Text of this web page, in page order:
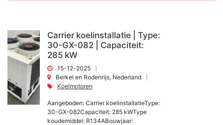
Carrier koelinstallatie | Type:
30-GX-082 | Capaciteit:
285 kW
15-12-2025
Berkel en Rodenrijs, Nederland
Koelmotoren
Aangeboden: Carrier koelinstallatieType:
30-GX-082Capaciteit: 285 kWType
koudemiddel: R134ABouwjaar: